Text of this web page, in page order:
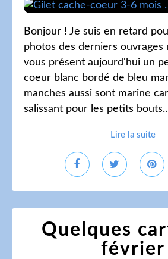
Bonjour ! Je suis en retard
photos des derniers ouvrages
vous présent aujourd'hui un
coeur blanc bordé de bleu
manches aussi sont marine
salissant pour les petits
Lire la suite
Quelques
février